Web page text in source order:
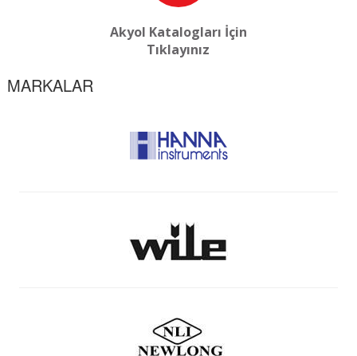
Akyol Katalogları İçin
Tıklayınız
MARKALAR